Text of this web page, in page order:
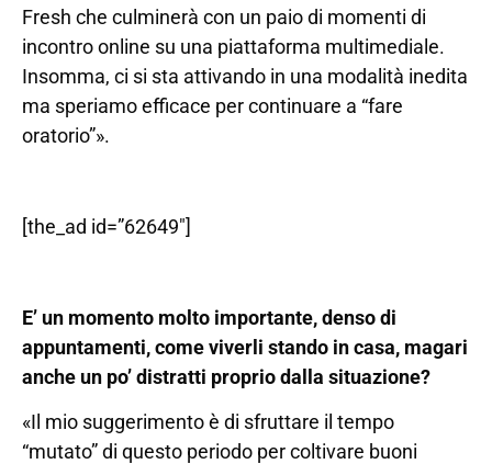
Fresh che culminerà con un paio di momenti di
incontro online su una piattaforma multimediale.
Insomma, ci si sta attivando in una modalità inedita
ma speriamo efficace per continuare a “fare
oratorio”».
[the_ad id=”62649″]
E’ un momento molto importante, denso di
appuntamenti, come viverli stando in casa, magari
anche un po’ distratti proprio dalla situazione?
«Il mio suggerimento è di sfruttare il tempo
“mutato” di questo periodo per coltivare buoni